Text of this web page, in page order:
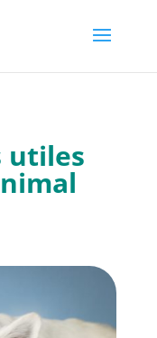
utiles